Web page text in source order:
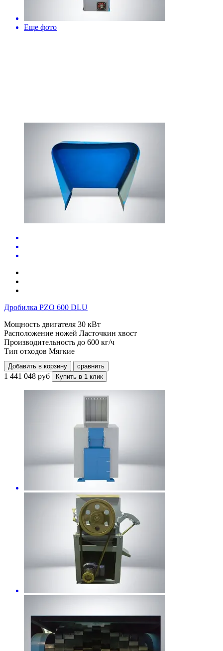
Еще фото
Дробилка PZO 600 DLU
Мощность двигателя 30 кВт
Расположение ножей Ласточкин хвост
Производительность до 600 кг/ч
Тип отходов Мягкие
Добавить в корзину сравнить
1 441 048 руб Купить в 1 клик